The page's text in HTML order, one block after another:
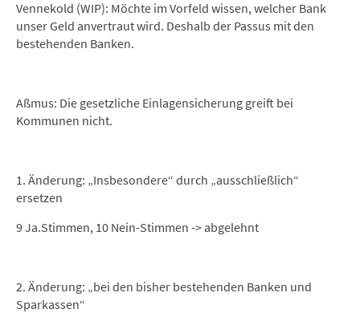
Vennekold (WIP): Möchte im Vorfeld wissen, welcher Bank
unser Geld anvertraut wird. Deshalb der Passus mit den
bestehenden Banken.
Aßmus: Die gesetzliche Einlagensicherung greift bei
Kommunen nicht.
1. Änderung: „Insbesondere“ durch „ausschließlich“
ersetzen
9 Ja.Stimmen, 10 Nein-Stimmen -> abgelehnt
2. Änderung: „bei den bisher bestehenden Banken und
Sparkassen“